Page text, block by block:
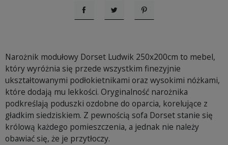
UdostępnijTweetujPinterest
Narożnik modułowy Dorset Ludwik 250x200cm to mebel,
który wyróżnia się przede wszystkim finezyjnie
ukształtowanymi podłokietnikami oraz wysokimi nóżkami,
które dodają mu lekkości. Oryginalność narożnika
podkreślają poduszki ozdobne do oparcia, korelujące z
gładkim siedziskiem. Z pewnością sofa Dorset stanie się
królową każdego pomieszczenia, a jednak nie należy
obawiać się, że je przytłoczy.